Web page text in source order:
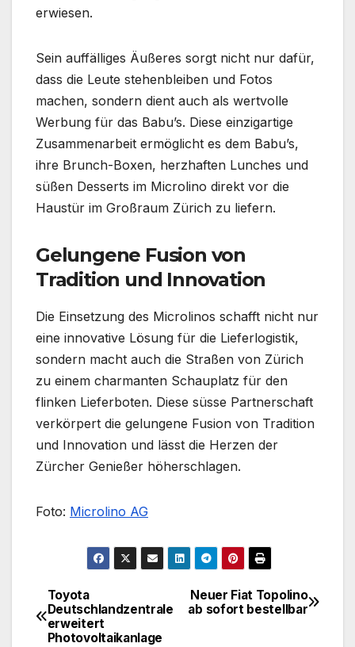
erwiesen.
Sein auffälliges Äußeres sorgt nicht nur dafür,
dass die Leute stehenbleiben und Fotos
machen, sondern dient auch als wertvolle
Werbung für das Babu’s. Diese einzigartige
Zusammenarbeit ermöglicht es dem Babu’s,
ihre Brunch-Boxen, herzhaften Lunches und
süßen Desserts im Microlino direkt vor die
Haustür im Großraum Zürich zu liefern.
Gelungene Fusion von
Tradition und Innovation
Die Einsetzung des Microlinos schafft nicht nur
eine innovative Lösung für die Lieferlogistik,
sondern macht auch die Straßen von Zürich
zu einem charmanten Schauplatz für den
flinken Lieferboten. Diese süsse Partnerschaft
verkörpert die gelungene Fusion von Tradition
und Innovation und lässt die Herzen der
Zürcher Genießer höherschlagen.
Foto: Microlino AG
Beitragsnavigation
Neuer Fiat Topolino
ab sofort bestellbar
Toyota
Deutschlandzentrale
erweitert
Photovoltaikanlage